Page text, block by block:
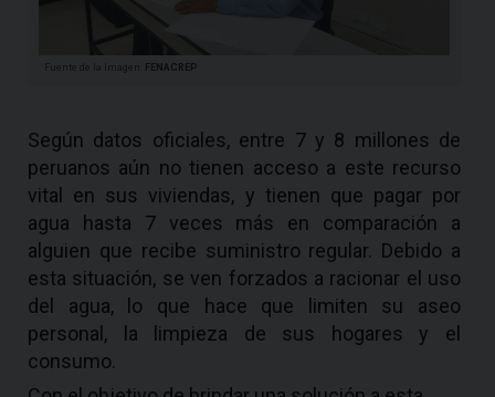
Fuente de la Imagen: FENACREP
Según datos oficiales, entre 7 y 8 millones de
peruanos aún no tienen acceso a este recurso
vital en sus viviendas, y tienen que pagar por
agua hasta 7 veces más en comparación a
alguien que recibe suministro regular. Debido a
esta situación, se ven forzados a racionar el uso
del agua, lo que hace que limiten su aseo
personal, la limpieza de sus hogares y el
consumo.